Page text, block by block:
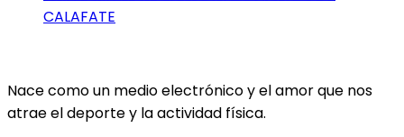
CALAFATE
Nace como un medio electrónico y el amor que nos
atrae el deporte y la actividad física.